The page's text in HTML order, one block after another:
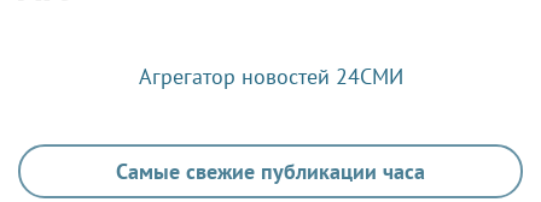
Агрегатор новостей 24СМИ
Самые свежие публикации часа